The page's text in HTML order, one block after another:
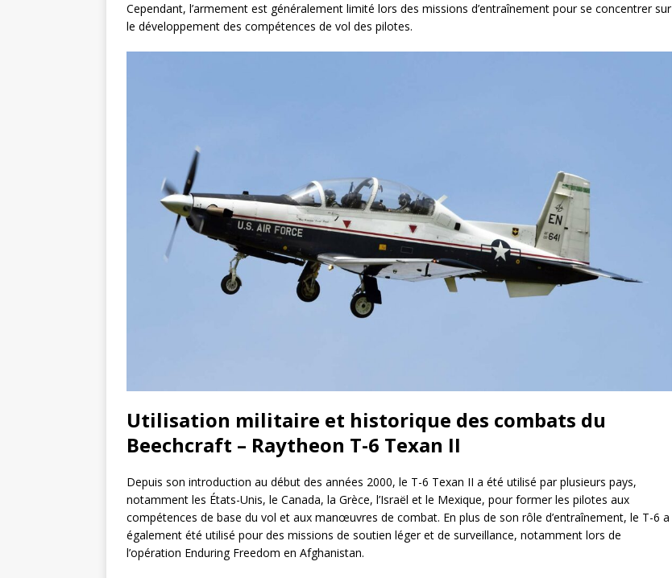
Cependant, l’armement est généralement limité lors des missions d’entraînement pour se concentrer sur
le développement des compétences de vol des pilotes.
Utilisation militaire et historique des combats du
Beechcraft – Raytheon T-6 Texan II
Depuis son introduction au début des années 2000, le T-6 Texan II a été utilisé par plusieurs pays,
notamment les États-Unis, le Canada, la Grèce, l’Israël et le Mexique, pour former les pilotes aux
compétences de base du vol et aux manœuvres de combat. En plus de son rôle d’entraînement, le T-6 a
également été utilisé pour des missions de soutien léger et de surveillance, notamment lors de
l’opération Enduring Freedom en Afghanistan.